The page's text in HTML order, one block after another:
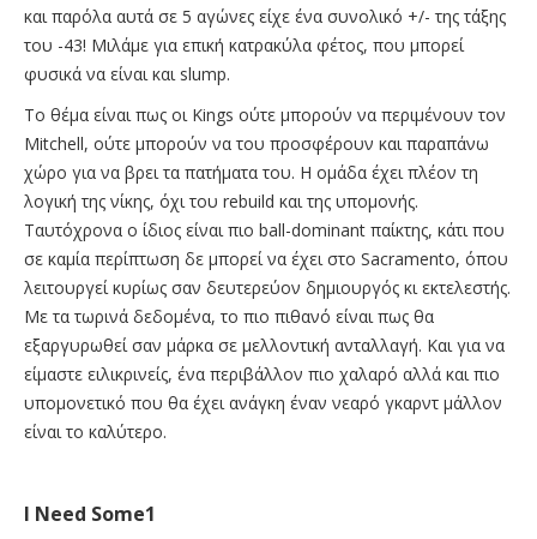
και παρόλα αυτά σε 5 αγώνες είχε ένα συνολικό +/- της τάξης
του -43! Μιλάμε για επική κατρακύλα φέτος, που μπορεί
φυσικά να είναι και slump.
Το θέμα είναι πως οι Kings ούτε μπορούν να περιμένουν τον
Mitchell, ούτε μπορούν να του προσφέρουν και παραπάνω
χώρο για να βρει τα πατήματα του. Η ομάδα έχει πλέον τη
λογική της νίκης, όχι του rebuild και της υπομονής.
Ταυτόχρονα ο ίδιος είναι πιο ball-dominant παίκτης, κάτι που
σε καμία περίπτωση δε μπορεί να έχει στο Sacramento, όπου
λειτουργεί κυρίως σαν δευτερεύον δημιουργός κι εκτελεστής.
Με τα τωρινά δεδομένα, το πιο πιθανό είναι πως θα
εξαργυρωθεί σαν μάρκα σε μελλοντική ανταλλαγή. Και για να
είμαστε ειλικρινείς, ένα περιβάλλον πιο χαλαρό αλλά και πιο
υπομονετικό που θα έχει ανάγκη έναν νεαρό γκαρντ μάλλον
είναι το καλύτερο.
I Need Some1